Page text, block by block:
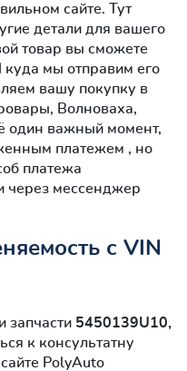
сайте. Тут
детали для вашего
товар вы сможете
куда мы отправим его
вашу покупку в
Волноваха,
один важный момент,
платежем , но
платежа
через мессенджер
с VIN
запчасти 5450139U10,
к консультатну
PolyAuto